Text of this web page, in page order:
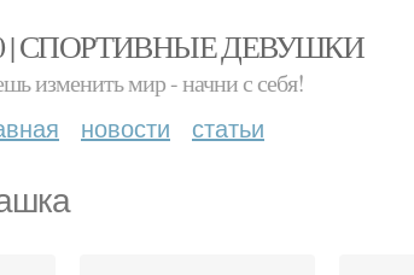
| СПОРТИВНЫЕ ДЕВУШКИ
изменить мир - начни с себя!
новости статьи